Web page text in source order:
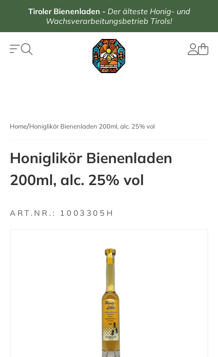
Tiroler Bienenladen - Der älteste Honig- und
Wachsverarbeitungsbetrieb Tirols!
Home Honiglikör Bienenladen 200ml, alc. 25% vol
Honiglikör Bienenladen
200ml, alc. 25% vol
ART.NR.: 1003305H